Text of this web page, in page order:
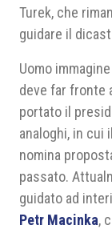
Turek, che
guidare il
Uomo
deve far fronte
portato il
analoghi, in cui
nomina
passato.
guidato ad
Petr Macinka,